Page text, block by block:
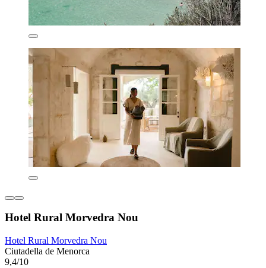
Hotel Rural Morvedra Nou
Hotel Rural Morvedra Nou
Ciutadella de Menorca
9,4/10